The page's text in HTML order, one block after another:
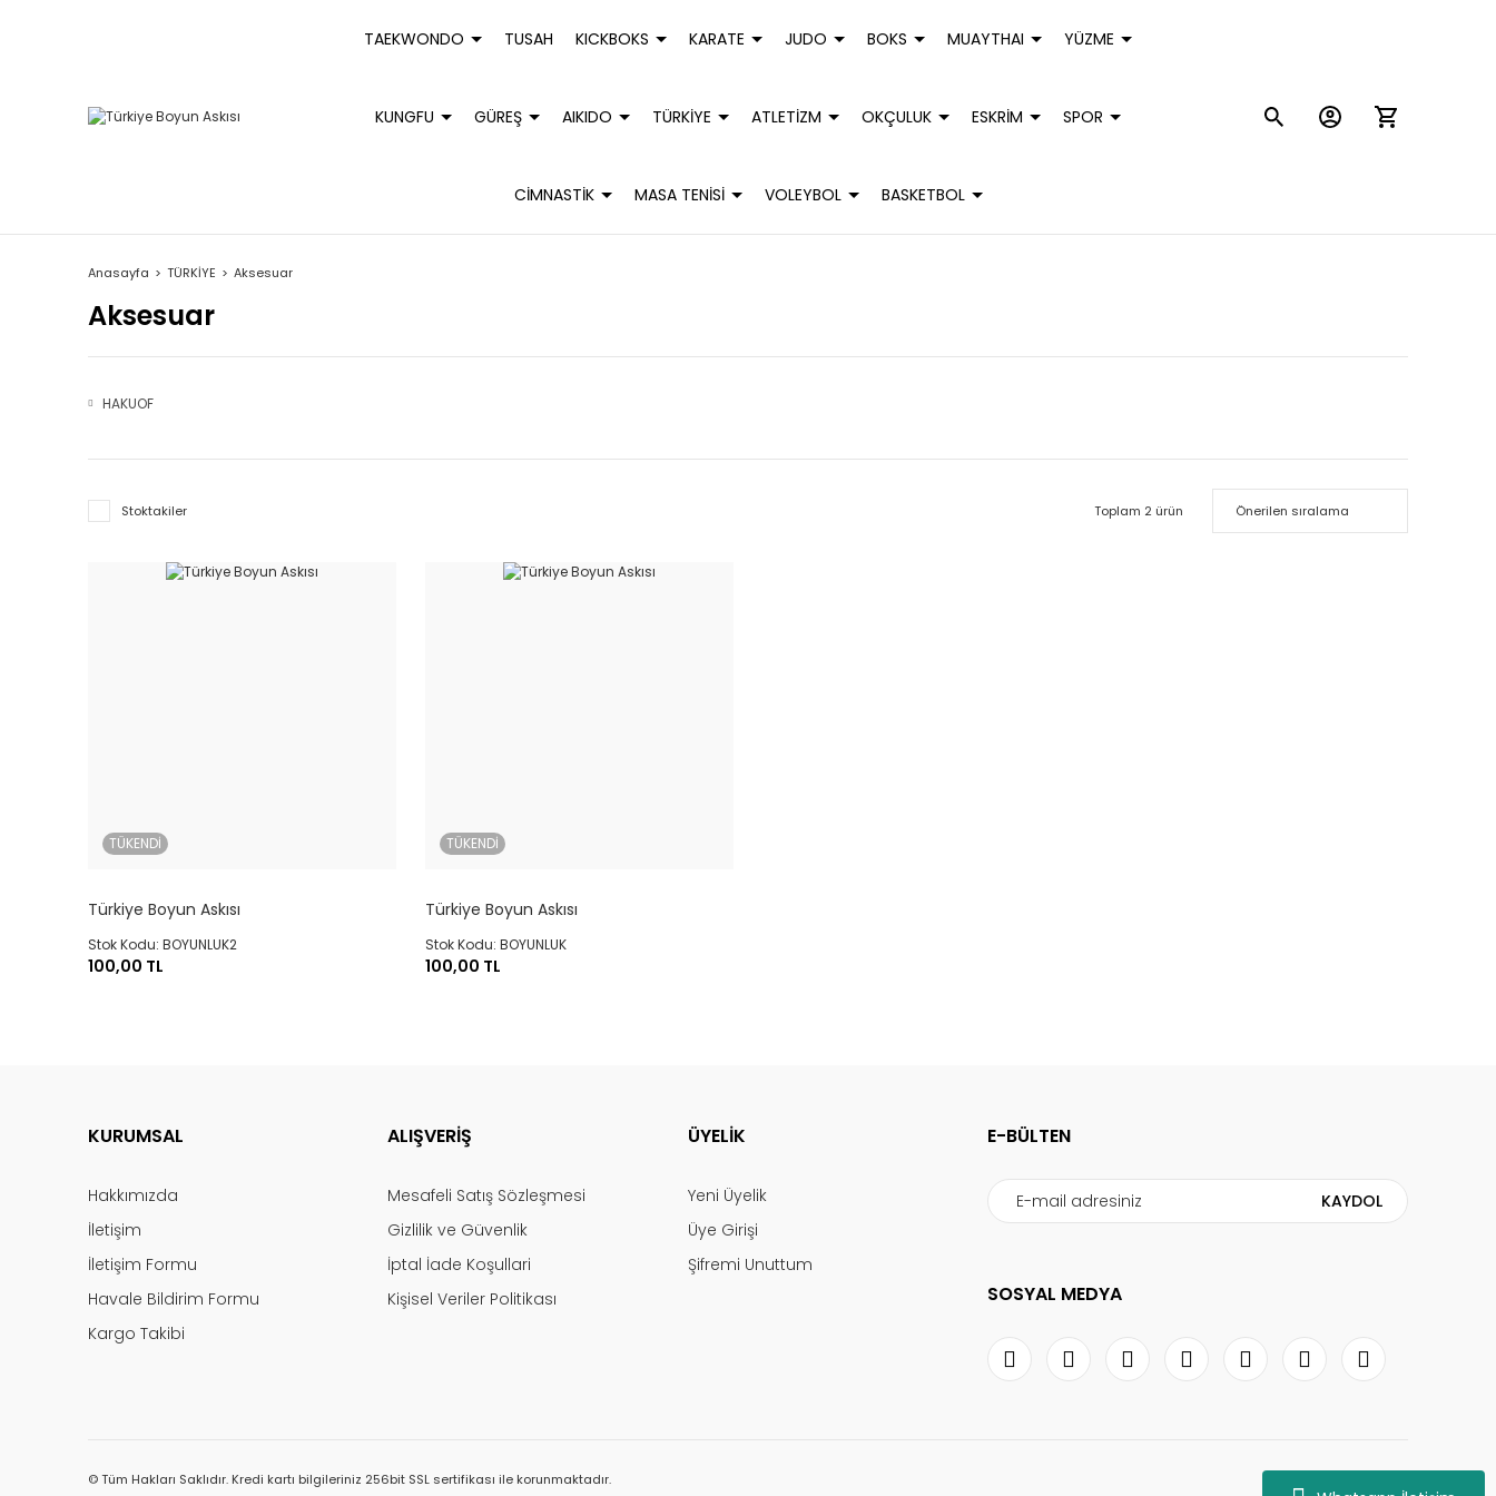
TAEKWONDO TUSAH KICKBOKS KARATE JUDO BOKS MUAYTHAI YÜZME
KUNGFU GÜREŞ AIKIDO TÜRKİYE ATLETİZM OKÇULUK ESKRİM SPOR
CİMNASTİK MASA TENİSİ VOLEYBOL BASKETBOL
Anasayfa TÜRKİYE Aksesuar
Aksesuar
HAKUOF
Stoktakiler Toplam 2 ürün
TÜKENDİ
Türkiye Boyun Askısı
Stok Kodu: BOYUNLUK2
100,00 TL
TÜKENDİ
Türkiye Boyun Askısı
Stok Kodu: BOYUNLUK
100,00 TL
KURUMSAL
Hakkımızda
İletişim
İletişim Formu
Havale Bildirim Formu
Kargo Takibi
ALIŞVERİŞ
Mesafeli Satış Sözleşmesi
Gizlilik ve Güvenlik
İptal İade Koşullari
Kişisel Veriler Politikası
ÜYELİK
Yeni Üyelik
Üye Girişi
Şifremi Unuttum
E-BÜLTEN
KAYDOL
SOSYAL MEDYA
© Tüm Hakları Saklıdır. Kredi kartı bilgileriniz 256bit SSL sertifikası ile korunmaktadır.